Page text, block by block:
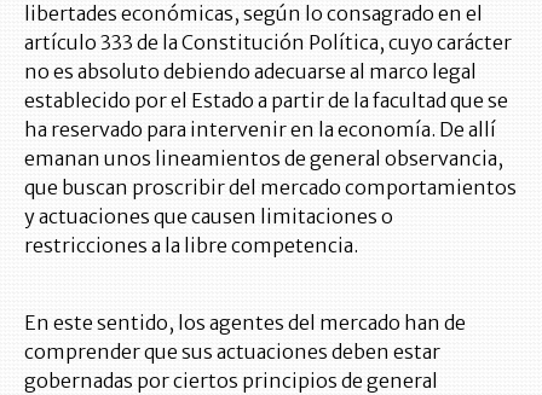
libertades económicas, según lo consagrado en el
artículo 333 de la Constitución Política, cuyo carácter
no es absoluto debiendo adecuarse al marco legal
establecido por el Estado a partir de la facultad que se
ha reservado para intervenir en la economía. De allí
emanan unos lineamientos de general observancia,
que buscan proscribir del mercado comportamientos
y actuaciones que causen limitaciones o
restricciones a la libre competencia.
En este sentido, los agentes del mercado han de
comprender que sus actuaciones deben estar
gobernadas por ciertos principios de general